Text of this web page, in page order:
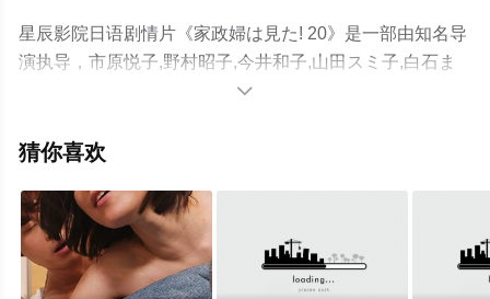
星辰影院日语剧情片《家政婦は見た! 20》是一部由知名导
演执导，市原悦子,野村昭子,今井和子,山田スミ子,白石ま
るみ,林隆三,香川京子,山下真司,姿晴香,磯部勉等演员精彩
全就来星辰电影网，更多相关剧情可移步至豆瓣电影、电

猜你喜欢